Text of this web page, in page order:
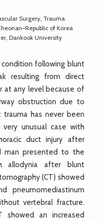
Surgery, Trauma
Republic of Korea
Dankook University
condition following blunt
resulting from direct
at any level because of
obstruction due to
has never been
unusual case with
duct injury after
man presented to the
allodynia after blunt
(CT) showed
pneumomediastinum
vertebral fracture.
showed an increased